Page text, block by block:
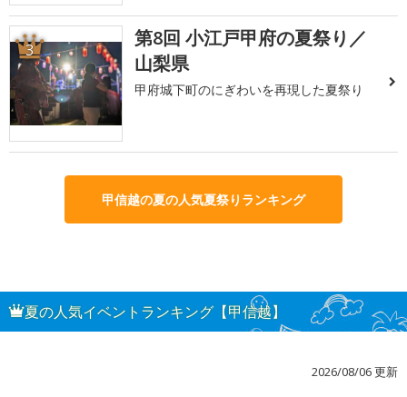
3
第8回 小江戸甲府の夏祭り／
山梨県
甲府城下町のにぎわいを再現した夏祭り
甲信越の夏の人気夏祭りランキング
夏の人気イベントランキング【甲信越】
2026/08/06 更新